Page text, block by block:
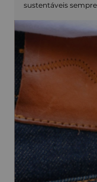
sustentáveis